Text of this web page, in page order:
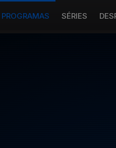
PROGRAMAS SÉRIES